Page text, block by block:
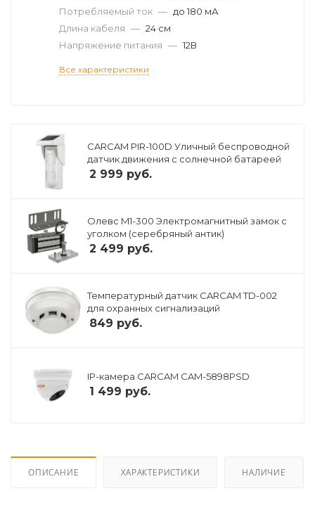
Потребляемый ток — до 180 мА
Длина кабеля — 24 см
Напряжение питания — 12В
Все характеристики
CARCAM PIR-100D Уличный беспроводной
датчик движения с солнечной батареей
2 999 руб.
Олевс M1-300 Электромагнитный замок с
уголком (серебряный антик)
2 499 руб.
Температурный датчик CARCAM TD-002
для охранных сигнализаций
849 руб.
IP-камера CARCAM CAM-5898PSD
1 499 руб.
ОПИСАНИЕ ХАРАКТЕРИСТИКИ НАЛИЧИЕ